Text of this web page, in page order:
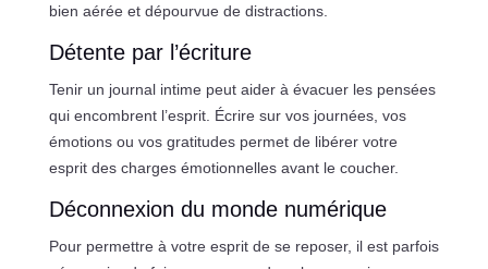
bien aérée et dépourvue de distractions.
Détente par l’écriture
Tenir un journal intime peut aider à évacuer les pensées
qui encombrent l’esprit. Écrire sur vos journées, vos
émotions ou vos gratitudes permet de libérer votre
esprit des charges émotionnelles avant le coucher.
Déconnexion du monde numérique
Pour permettre à votre esprit de se reposer, il est parfois